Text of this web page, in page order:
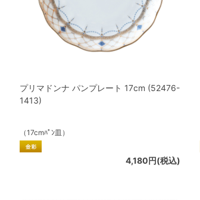
プリマドンナ パンプレート 17cm (52476-
1413)
（17cmﾊﾟﾝ皿）
4,180円(税込)